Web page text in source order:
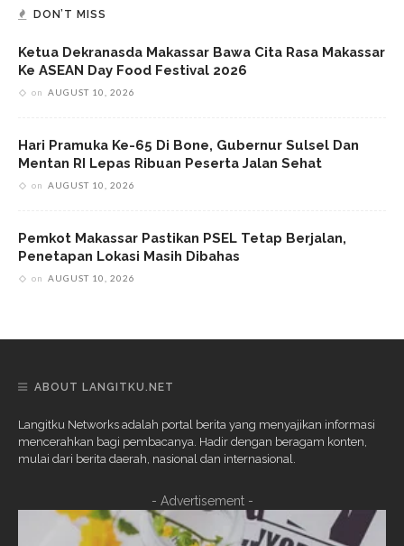
DON’T MISS
Ketua Dekranasda Makassar Bawa Cita Rasa Makassar
Ke ASEAN Day Food Festival 2026
on AUGUST 10, 2026
Hari Pramuka Ke-65 Di Bone, Gubernur Sulsel Dan
Mentan RI Lepas Ribuan Peserta Jalan Sehat
on AUGUST 10, 2026
Pemkot Makassar Pastikan PSEL Tetap Berjalan,
Penetapan Lokasi Masih Dibahas
on AUGUST 10, 2026
ABOUT LANGITKU.NET
Langitku Networks adalah portal berita yang menyajikan informasi
mencerahkan bagi pembacanya. Hadir dengan beragam konten,
mulai dari berita daerah, nasional dan internasional.
- Advertisement -